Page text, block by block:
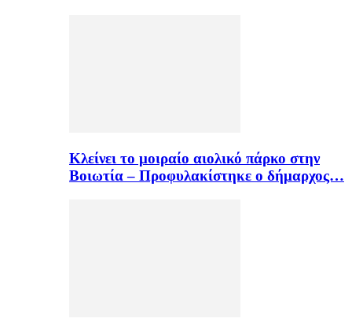
Κλείνει το μοιραίο αιολικό πάρκο στην
Βοιωτία – Προφυλακίστηκε ο δήμαρχος…